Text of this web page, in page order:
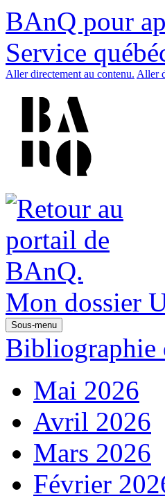
BAnQ pour
Service
Aller directement au contenu. Aller
Mon dossier
Sous-menu
Bibliographie
Mai 2026
Avril 2026
Mars 2026
Février